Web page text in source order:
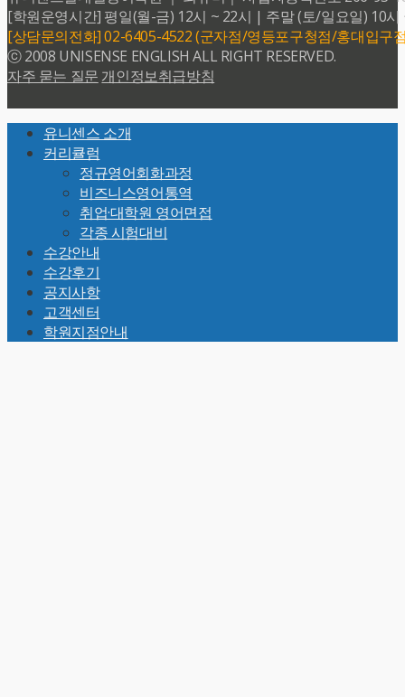
[학원운영시간] 평일(월-금) 12시 ~ 22시 | 주말 (토/일요일) 10시
[상담문의전화] 02-6405-4522 (군자점/영등포구청점/홍대입구
ⓒ 2008 UNISENSE ENGLISH ALL RIGHT RESERVED.
자주 묻는 질문 개인정보취급방침
Top
유니센스 소개
커리큘럼
정규영어회화과정
비즈니스영어통역
취업·대학원 영어면접
각종 시험대비
수강안내
수강후기
공지사항
고객센터
학원지점안내